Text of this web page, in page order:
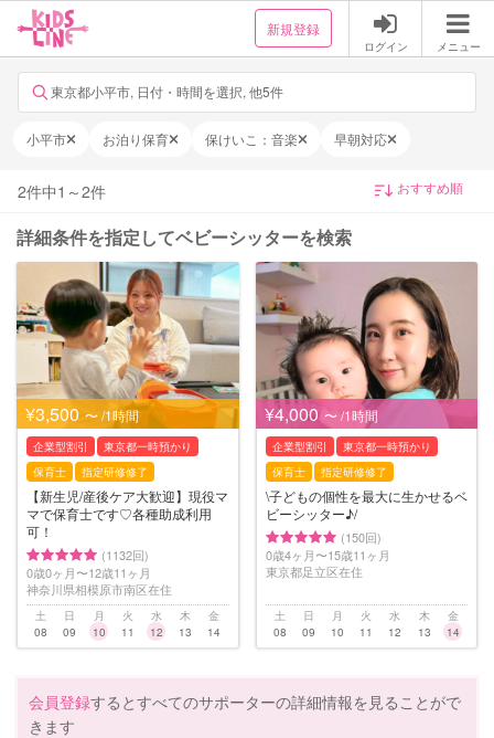
新規登録
ログイン メニュー
東京都小平市, 日付・時間を選択, 他5件
小平市 お泊り保育 保けいこ：音楽 早朝対応
2件中1 ～2件
詳細条件を指定してベビーシッターを検索
¥3,500 〜 /1時間
企業型割引
東京都一時預かり
保育士
指定研修修了
【新生児/産後ケア大歓迎】現役マ
マで保育士です♡各種助成利用
可！
(1132回)
0歳0ヶ月〜12歳11ヶ月
神奈川県相模原市南区在住
土
08
日
09
月
10
火
11
水
12
木
13
金
14
¥4,000 〜 /1時間
企業型割引
東京都一時預かり
保育士
指定研修修了
\子どもの個性を最大に生かせるベ
ビーシッター♪/
(150回)
0歳4ヶ月〜15歳11ヶ月
東京都足立区在住
土
08
日
09
月
10
火
11
水
12
木
13
金
14
会員登録するとすべてのサポーターの詳細情報を見ることがで
きます